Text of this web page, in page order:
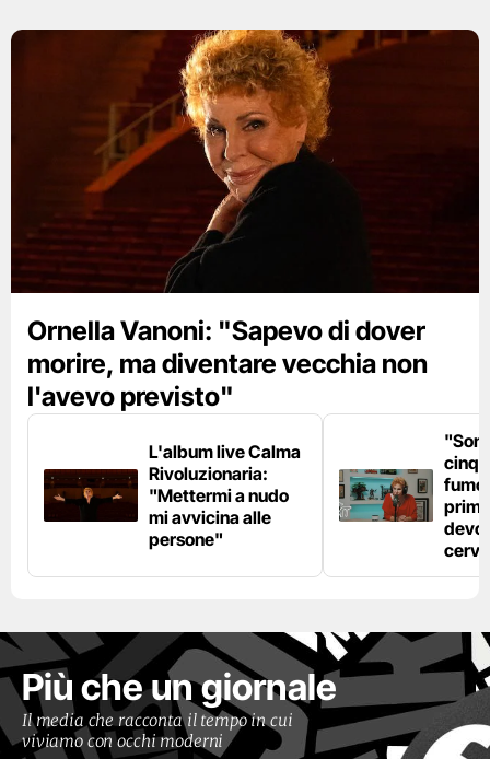
Ornella Vanoni: "Sapevo di dover
morire, ma diventare vecchia non
l'avevo previsto"
L'album live Calma
Rivoluzionaria:
"Mettermi a nudo
mi avvicina alle
persone"
fumo
devo
Più che un giornale
Il media che racconta il tempo in cui
viviamo con occhi moderni